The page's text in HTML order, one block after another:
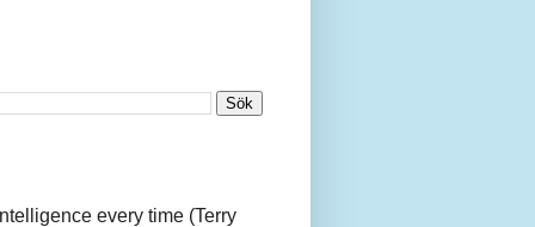
every time (Terry